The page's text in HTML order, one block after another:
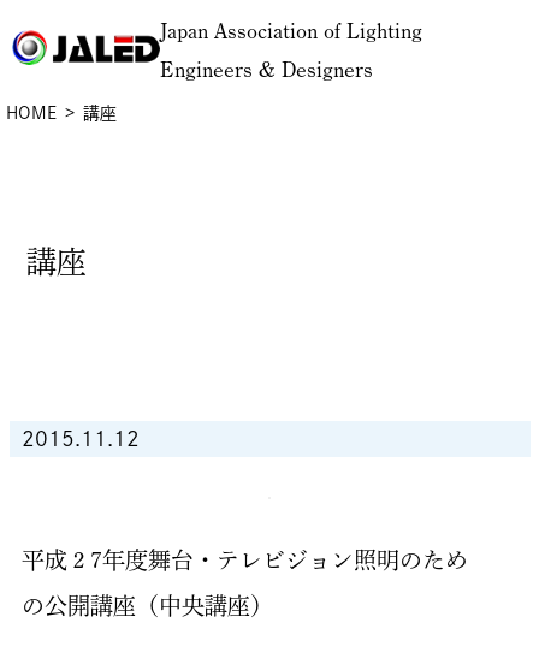
Japan Association of Lighting
Engineers & Designers
HOME 講座
講座
2015.11.12
平成２7年度舞台・テレビジョン照明のため
の公開講座（中央講座）